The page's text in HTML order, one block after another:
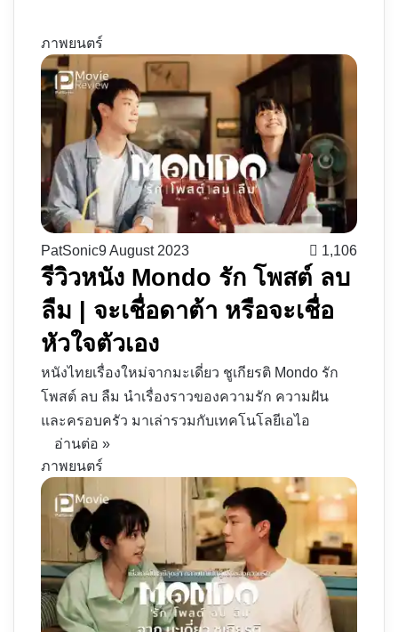
ภาพยนตร์
PatSonic9 August 2023 1,106
รีวิวหนัง Mondo รัก โพสต์ ลบ
ลืม | จะเชื่อดาต้า หรือจะเชื่อ
หัวใจตัวเอง
หนังไทยเรื่องใหม่จากมะเดี่ยว ชูเกียรติ Mondo รัก
โพสต์ ลบ ลืม นำเรื่องราวของความรัก ความฝัน
และครอบครัว มาเล่ารวมกับเทคโนโลยีเอไอ
อ่านต่อ »
ภาพยนตร์